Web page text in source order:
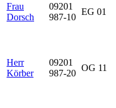
Frau
Dorsch
09201
987-10
EG 01
Herr
Körber
09201
987-20
OG 11